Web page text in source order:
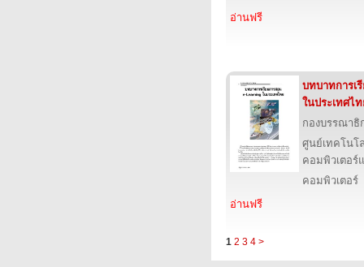
อ่านฟรี
บทบาทการเ
ในประเทศไ
กองบรรณาธิ
ศูนย์เทคโนโ
คอมพิวเตอร์
คอมพิวเตอร์
อ่านฟรี
1 2 3 4 >